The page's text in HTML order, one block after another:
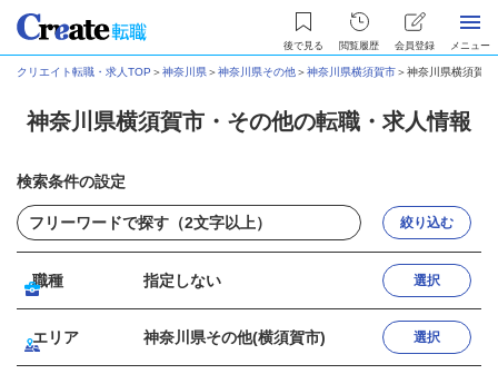
後で見る 閲覧履歴 会員登録 メニュー
クリエイト転職・求人TOP ＞神奈川県＞神奈川県その他＞神奈川県横須賀市＞神奈川県横須賀
神奈川県横須賀市・その他の転職・求人情報
検索条件の設定
絞り込む
職種 指定しない 選択
エリア 神奈川県その他(横須賀市) 選択